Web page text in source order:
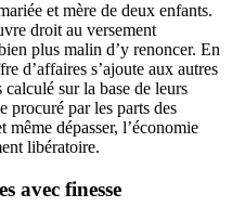
et mère de deux enfants.
droit au versement
plus malin d’y renoncer. En
d’affaires s’ajoute aux autres
sur la base de leurs
procuré par les parts des
même dépasser, l’économie
libératoire.
avec finesse